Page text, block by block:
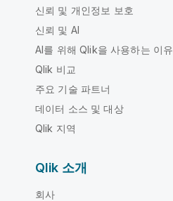
신뢰 및 개인정보 보호
신뢰 및 AI
AI를 위해 Qlik을 사용하는 이유
Qlik 비교
주요 기술 파트너
데이터 소스 및 대상
Qlik 지역
Qlik 소개
회사